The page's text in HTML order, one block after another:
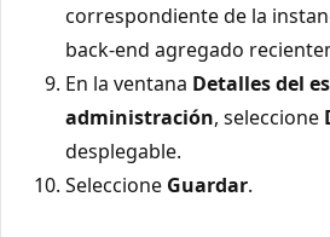
correspondiente de la
back-end agregado
En la ventana Detalles del
administración, seleccione
desplegable.
Seleccione Guardar.